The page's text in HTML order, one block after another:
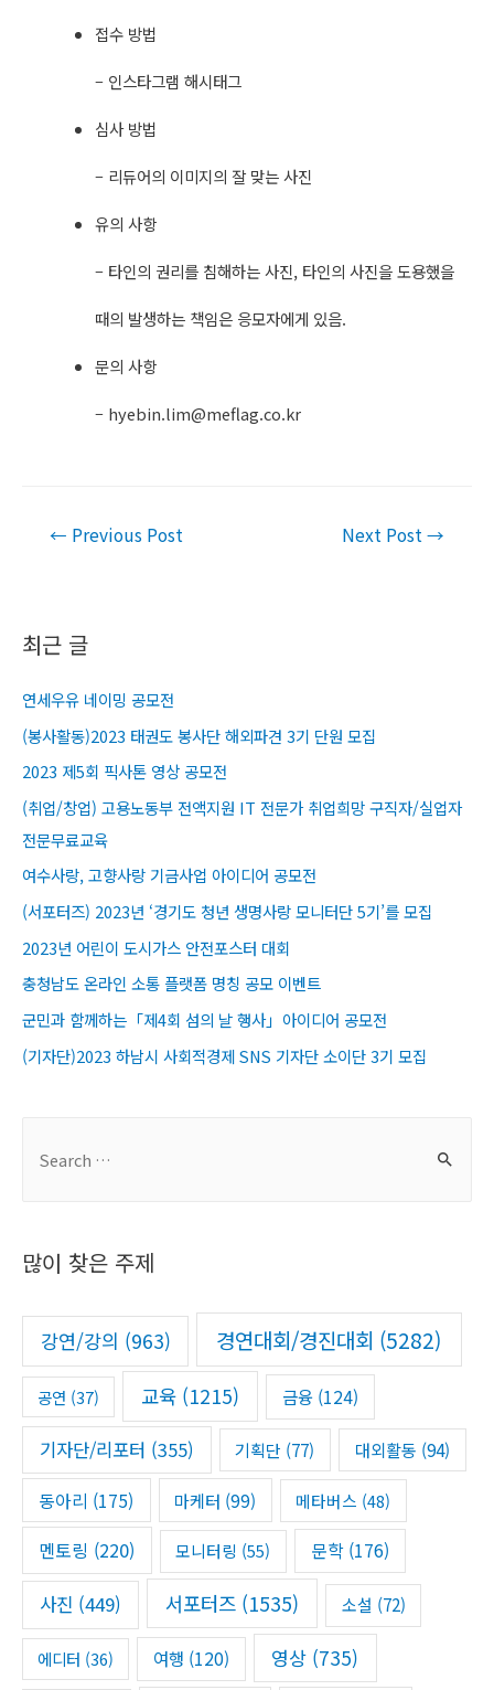
최근 글
연세우유 네이밍 공모전
(봉사활동)2023 태권도 봉사단 해외파견 3기 단원 모집
2023 제5회 픽사톤 영상 공모전
(취업/창업) 고용노동부 전액지원 IT 전문가 취업희망 구직자/실업자
전문무료교육​
여수사랑, 고향사랑 기금사업 아이디어 공모전
(서포터즈) 2023년 ‘경기도 청년 생명사랑 모니터단 5기’를 모집
2023년 어린이 도시가스 안전포스터 대회
충청남도 온라인 소통 플랫폼 명칭 공모 이벤트
군민과 함께하는「제4회 섬의 날 행사」아이디어 공모전
(기자단)2023 하남시 사회적경제 SNS 기자단 소이단 3기 모집
c
f
:
많이 찾은 주제
강연/강의 (963) 경연대회/경진대회 (5282)
공연 (37) 교육(1215) 금융(124)
기자단/리포터 (355) 기획단 (77) 대외활동 (94)
동아리 (175) 마케터 (99) 메타버스 (48)
멘토링 (220) 모니터링 (55) 문학(176)
사진 (449) 서포터즈 (1535) 소설 (72)
에디터 (36) 여행 (120) 영상 (735)
접수 방법
– 인스타그램 해시태그​
심사 방법
– 리듀어의 이미지의 잘 맞는 사진
유의 사항
– 타인의 권리를 침해하는 사진, 타인의 사진을 도용했을
때의 발생하는 책임은 응모자에게 있음.
문의 사항
– hyebin.lim@meflag.co.kr
Post
← Previous Post Next Post →